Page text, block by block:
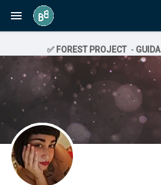
✅ FOREST PROJECT - GUIDA